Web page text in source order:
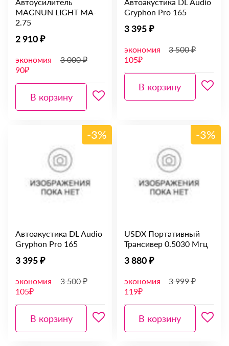
MAGNUN LIGHT MA-
2.75
2 910 ₽
экономия
90₽
3 000 ₽
В корзину
Gryphon Pro 165
3 395 ₽
экономия
105₽
3 500 ₽
В корзину
-3%
Автоакустика DL Audio
Gryphon Pro 165
3 395 ₽
экономия
105₽
3 500 ₽
В корзину
-3%
USDX Портативный
Трансивер 0.5030 Мгц
3 880 ₽
экономия
119₽
3 999 ₽
В корзину